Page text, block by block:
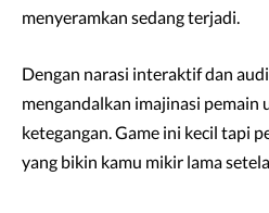
menyeramkan sedang terjadi.
Dengan narasi interaktif dan
mengandalkan imajinasi pemain
ketegangan. Game ini kecil tapi
yang bikin kamu mikir lama